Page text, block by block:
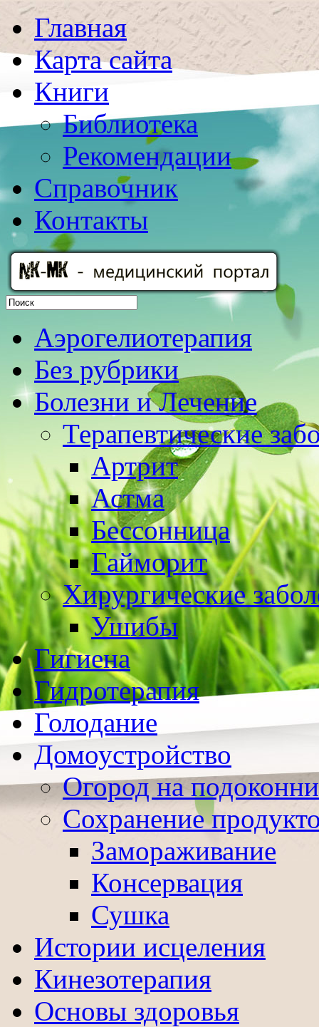
Главная
Карта сайта
Книги
Библиотека
Рекомендации
Справочник
Контакты
Аэрогелиотерапия
Без рубрики
Болезни и Лечение
Терапевтические
Артрит
Астма
Бессонница
Гайморит
Хирургические
Ушибы
Гигиена
Гидротерапия
Голодание
Домоустройство
Огород на
Сохранение
Замораживание
Консервация
Сушка
Истории исцеления
Кинезотерапия
Основы здоровья